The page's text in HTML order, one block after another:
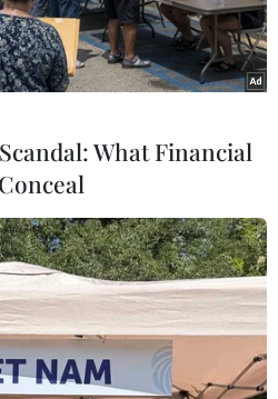
được điều trị tại Bệnh viên Đa
Tĩnh. (Ảnh: Phan Quân/TTXVN)
What Financial